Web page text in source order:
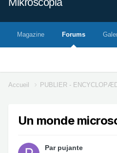
Magazine Forums
Accueil PUBLIER -
Un monde
Par pujante